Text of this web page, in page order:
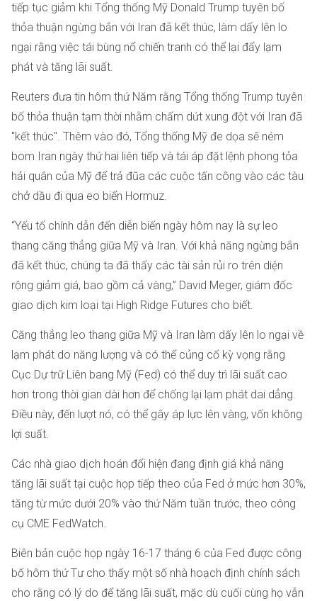
tiếp tục giảm khi Tổng thống Mỹ Donald Trump tuyên bố
thỏa thuận ngừng bắn với Iran đã kết thúc, làm dấy lên lo
ngại rằng việc tái bùng nổ chiến tranh có thể lại đẩy lạm
phát và tăng lãi suất.
Reuters đưa tin hôm thứ Năm rằng Tổng thống Trump tuyên
bố thỏa thuận tạm thời nhằm chấm dứt xung đột với Iran đã
"kết thúc". Thêm vào đó, Tổng thống Mỹ đe dọa sẽ ném
bom Iran ngày thứ hai liên tiếp và tái áp đặt lệnh phong tỏa
hải quân của Mỹ để trả đũa các cuộc tấn công vào các tàu
chở dầu đi qua eo biển Hormuz.
“Yếu tố chính dẫn đến diễn biến ngày hôm nay là sự leo
thang căng thẳng giữa Mỹ và Iran. Với khả năng ngừng bắn
đã kết thúc, chúng ta đã thấy các tài sản rủi ro trên diện
rộng giảm giá, bao gồm cả vàng,” David Meger, giám đốc
giao dịch kim loại tại High Ridge Futures cho biết.
Căng thẳng leo thang giữa Mỹ và Iran làm dấy lên lo ngại về
lạm phát do năng lượng và có thể củng cố kỳ vọng rằng
Cục Dự trữ Liên bang Mỹ (Fed) có thể duy trì lãi suất cao
hơn trong thời gian dài hơn để chống lại lạm phát dai dẳng.
Điều này, đến lượt nó, có thể gây áp lực lên vàng, vốn không
lợi suất.
Các nhà giao dịch hoán đổi hiện đang định giá khả năng
tăng lãi suất tại cuộc họp tiếp theo của Fed ở mức hơn 30%,
tăng từ mức dưới 20% vào thứ Năm tuần trước, theo công
cụ CME FedWatch.
Biên bản cuộc họp ngày 16-17 tháng 6 của Fed được công
bố hôm thứ Tư cho thấy một số nhà hoạch định chính sách
cho rằng có lý do để tăng lãi suất, mặc dù cuối cùng họ vẫn